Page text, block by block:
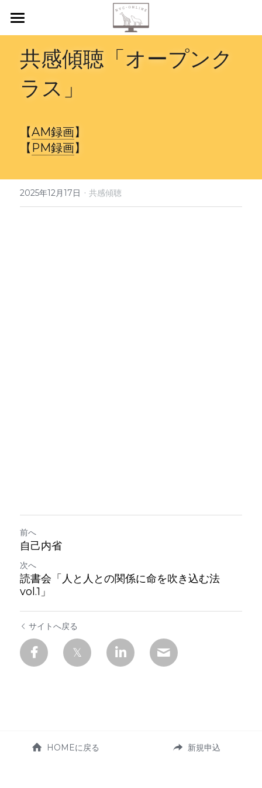
【新規申込】
自己内省
共感傾聴
月イチ読書会
振り返り会
個人セッション
共感傾聴「オープンク
ラス」
【AM録画】
【 PM録画】
2025年12月17日 · 共感傾聴
前へ
自己内省
次へ
読書会「人と人との関係に命を吹き込む法
vol.1」
サイトへ戻る
HOMEに戻る 新規申込